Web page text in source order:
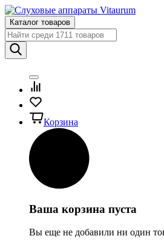
Каталог товаров
Корзина
Ваша корзина пуста
Вы еще не добавили ни один